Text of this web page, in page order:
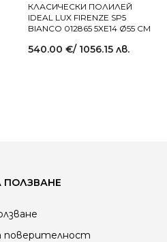
КЛАСИЧЕСКИ ПОЛИЛЕЙ
IDEAL LUX FIRENZE SP5
BIANCO 012865 5XE14 Ø55 СМ
540.00 €/ 1056.15 лв.
ПОЛЗВАНЕ
поверителност